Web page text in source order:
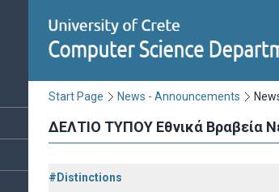
Start Page News - Announcements
ΔΕΛΤΙΟ ΤΥΠΟΥ Εθνικά Βραβεία
#Distinctions